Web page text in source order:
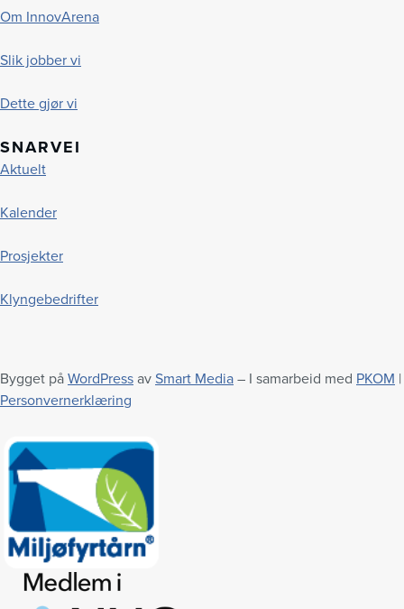
Om InnovArena
Slik jobber vi
Dette gjør vi
SNARVEI
Aktuelt
Kalender
Prosjekter
Klyngebedrifter
Bygget på WordPress av Smart Media – I samarbeid med PKOM |
Personvernerklæring